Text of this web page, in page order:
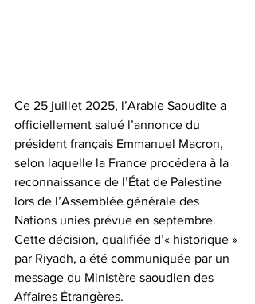
Ce 25 juillet 2025, l’Arabie Saoudite a
officiellement salué l’annonce du
président français Emmanuel Macron,
selon laquelle la France procédera à la
reconnaissance de l’État de Palestine
lors de l’Assemblée générale des
Nations unies prévue en septembre.
Cette décision, qualifiée d’« historique »
par Riyadh, a été communiquée par un
message du Ministère saoudien des
Affaires Étrangères.